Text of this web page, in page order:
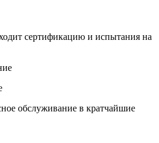
сертификацию и испытания на
обслуживание в кратчайшие